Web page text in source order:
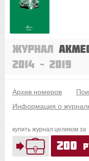
Журнал
2014 – 2019
Архив номеров
Информация о
купить журнал целиком за
200